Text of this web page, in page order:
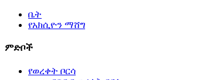
ቤት
የአክሲዮን ማሸግ
ምድቦች
የወረቀት ቦርሳ